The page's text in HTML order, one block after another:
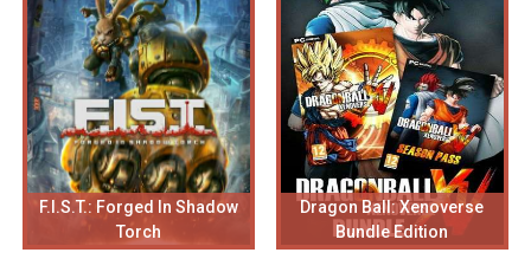
F.I.S.T.: Forged In Shadow
Torch
Dragon Ball: Xenoverse
Bundle Edition